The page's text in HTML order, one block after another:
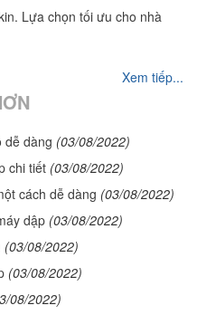
Lựa chọn tối ưu cho nhà
Xem tiếp...
dễ dàng (03/08/2022)
chi tiết (03/08/2022)
cách dễ dàng (03/08/2022)
dập (03/08/2022)
(03/08/2022)
(03/08/2022)
08/2022)